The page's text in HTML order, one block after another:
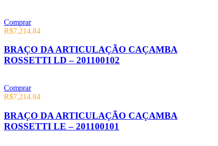
Comprar
R$7,214.84
BRAÇO DA ARTICULAÇÃO CAÇAMBA
ROSSETTI LD – 201100102
Comprar
R$7,214.84
BRAÇO DA ARTICULAÇÃO CAÇAMBA
ROSSETTI LE – 201100101